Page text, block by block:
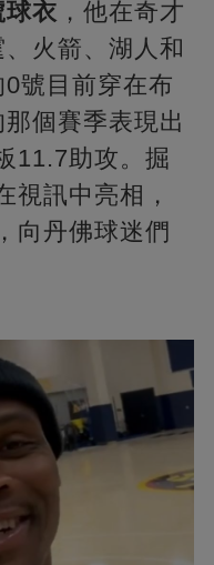
球衣 ，他在奇才
火箭、湖人和
號目前穿在布
個賽季表現出
11.7助攻。掘
視訊中亮相，
向丹佛球迷們